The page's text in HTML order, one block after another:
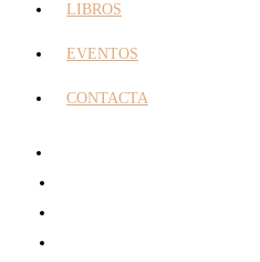
LIBROS
EVENTOS
CONTACTA